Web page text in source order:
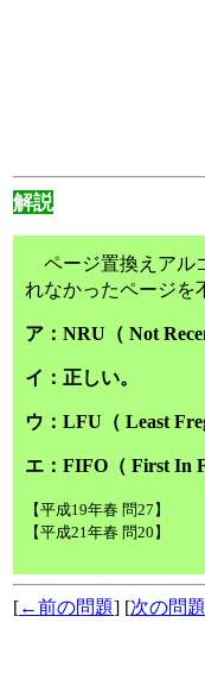
解説
ページ置換えアル
れなかったページを
ア：NRU（ Not
イ：正しい。
ウ：LFU（ Least
エ：FIFO（ First In
【平成19年春 問27】
【平成21年春 問20】
[←前の問題] [次の問